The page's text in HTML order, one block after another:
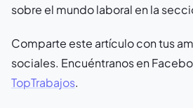
sobre el mundo laboral en la
Comparte este artículo con tus
sociales. Encuéntranos en
TopTrabajos.